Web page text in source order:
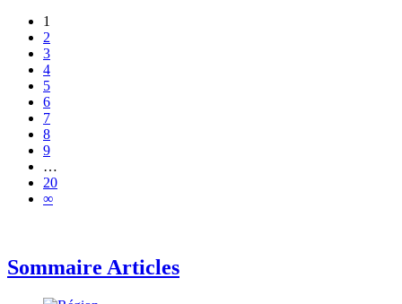
1
2
3
4
5
6
7
8
9
…
20
∞
Sommaire Articles